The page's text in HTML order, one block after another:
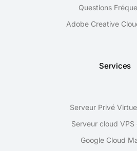
Questions
Adobe Creative
Services
Serveur Privé
Serveur cloud VPS
Google Cloud